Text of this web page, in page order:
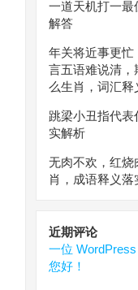
一道天机打一最
解答
年关将近事更忙
言五语难说清
么生肖，词汇释
跳梁小丑指代
实解析
无肉不欢，红烧
肖，成语释义落
近期评论
一位
您好！